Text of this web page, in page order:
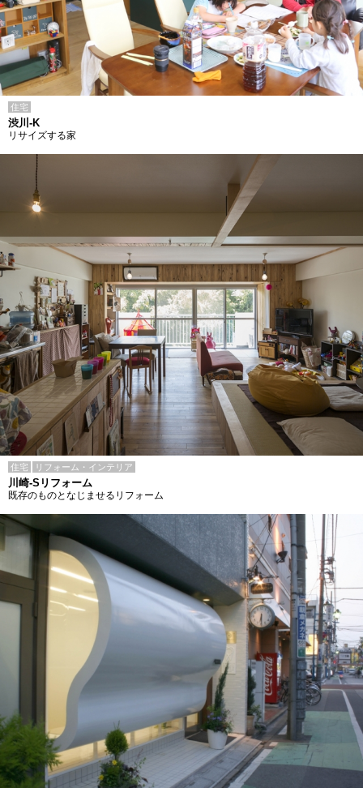
住宅
渋川-K
リサイズする家
住宅 リフォーム・インテリア
川崎-Sリフォーム
既存のものとなじませるリフォーム